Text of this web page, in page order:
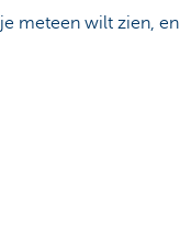
meteen wilt zien,